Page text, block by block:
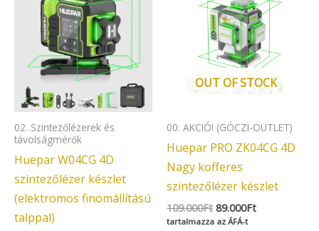
02. Szintezőlézerek és
távolságmérők
Huepar W04CG 4D
szintezőlézer készlet
(elektromos finomállítású
talppal)
was:
149.004Ft.
is:
129.000Ft.
OUT OF STOCK
00. AKCIÓ! (GÓCZI-OUTLET)
Huepar PRO ZK04CG 4D
Nagy kofferes
szintezőlézer készlet
109.000Ft
was:
109.000Ft.
89.000Ft
is:
89.000Ft.
tartalmazza az ÁFÁ-t